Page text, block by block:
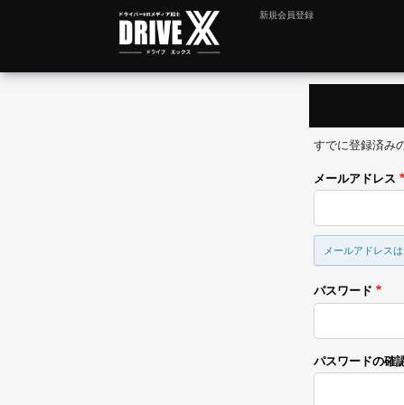
新規会員登録
すでに登録済み
メールアドレス
メールアドレス
パスワード
パスワードの確